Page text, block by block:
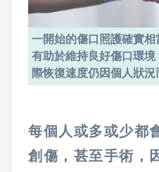
一開始的傷口照護確實
有助於維持良好傷口環
際恢復速度仍因個人狀況
每個人或多或少都
創傷，甚至手術，